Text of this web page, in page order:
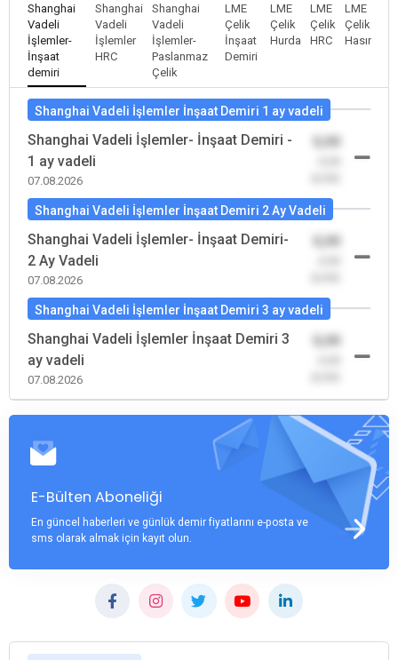
Shanghai
Vadeli
İşlemler-
İnşaat
demiri
Shanghai
Vadeli
İşlemler
HRC
Shanghai
Vadeli
İşlemler-
Paslanmaz
Çelik
LME
Çelik
İnşaat
Demiri
LME
Çelik
Hurda
LME
Çelik
HRC
LME
Çelik
Hasır
Shanghai Vadeli İşlemler İnşaat Demiri 1 ay vadeli
Shanghai Vadeli İşlemler- İnşaat Demiri -
1 ay vadeli
07.08.2026
Shanghai Vadeli İşlemler İnşaat Demiri 2 Ay Vadeli
Shanghai Vadeli İşlemler- İnşaat Demiri-
2 Ay Vadeli
07.08.2026
Shanghai Vadeli İşlemler İnşaat Demiri 3 ay vadeli
Shanghai Vadeli İşlemler İnşaat Demiri 3
ay vadeli
07.08.2026
E-Bülten Aboneliği
En güncel haberleri ve günlük demir fiyatlarını e-posta ve
sms olarak almak için kayıt olun.